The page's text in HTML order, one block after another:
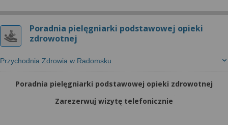
Poradnia pielęgniarki podstawowej opieki
zdrowotnej
Przychodnia Zdrowia w Radomsku
Poradnia pielęgniarki podstawowej opieki zdrowotnej
Zarezerwuj wizytę telefonicznie